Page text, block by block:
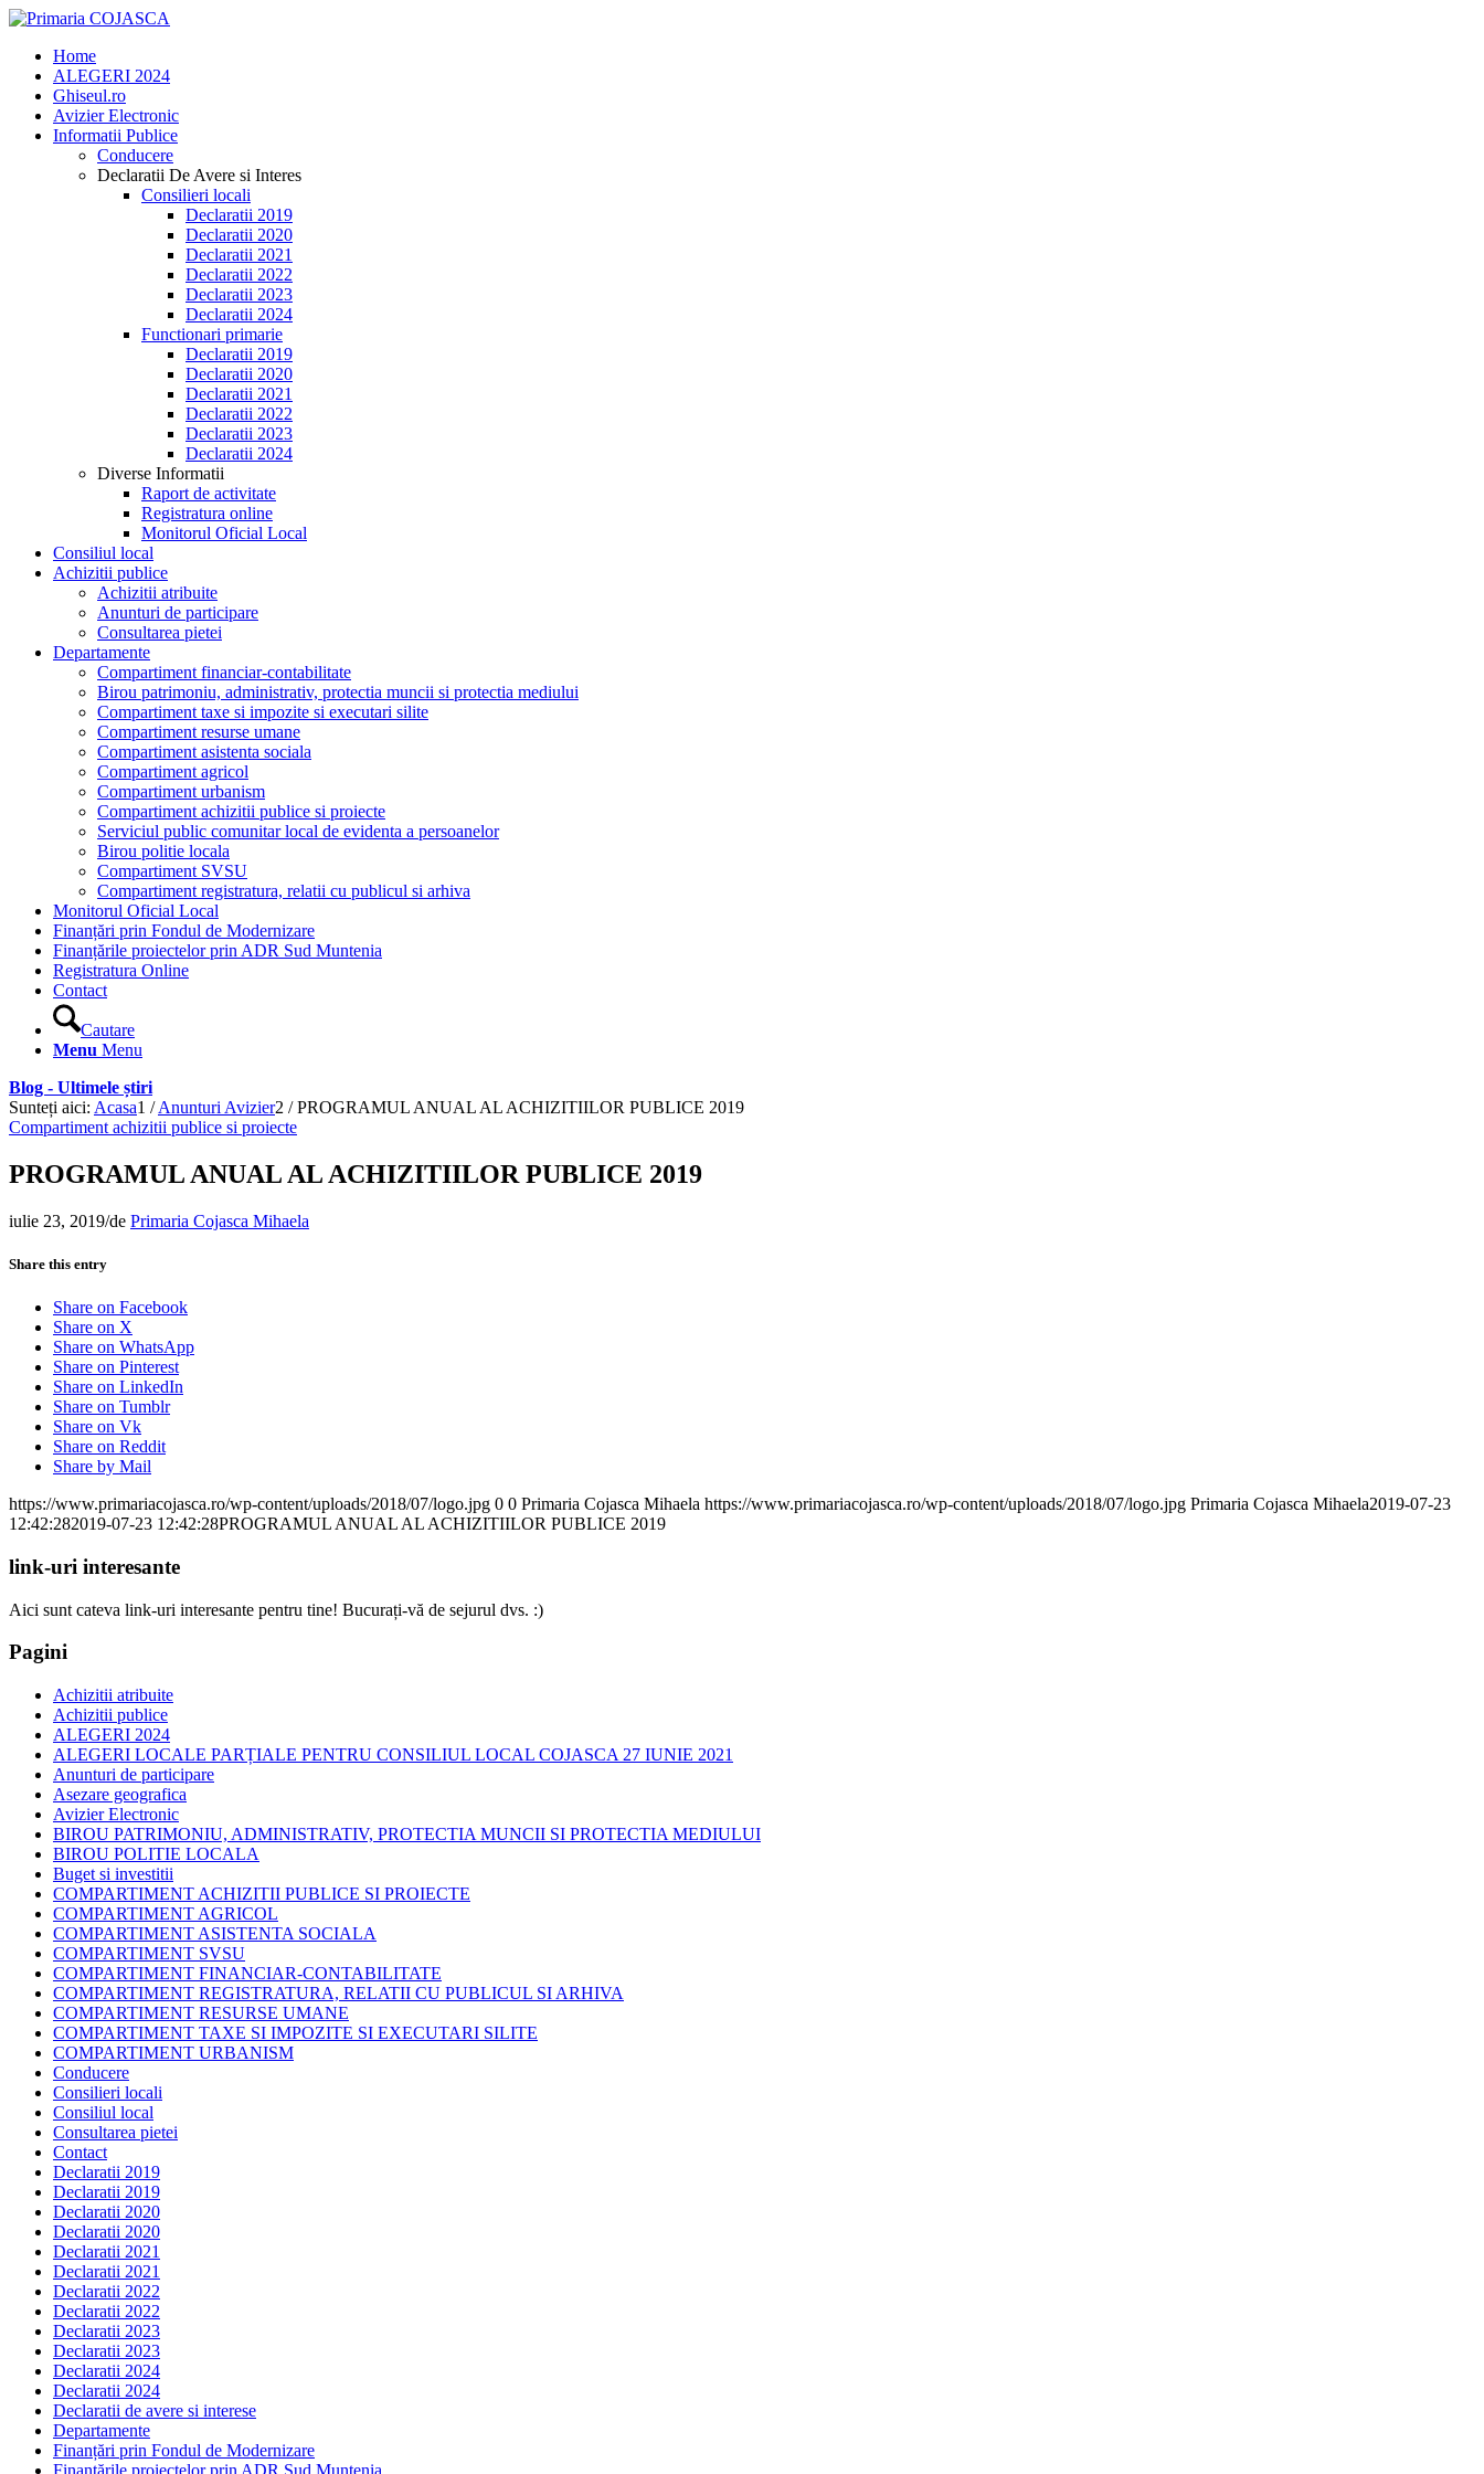
Home
ALEGERI 2024
Ghiseul.ro
Avizier Electronic
Informatii Publice
Conducere
Declaratii De Avere si Interes
Consilieri locali
Declaratii 2019
Declaratii 2020
Declaratii 2021
Declaratii 2022
Declaratii 2023
Declaratii 2024
Functionari primarie
Declaratii 2019
Declaratii 2020
Declaratii 2021
Declaratii 2022
Declaratii 2023
Declaratii 2024
Diverse Informatii
Raport de activitate
Registratura online
Monitorul Oficial Local
Consiliul local
Achizitii publice
Achizitii atribuite
Anunturi de participare
Consultarea pietei
Departamente
Compartiment financiar-contabilitate
Birou patrimoniu, administrativ, protectia muncii si protectia mediului
Compartiment taxe si impozite si executari silite
Compartiment resurse umane
Compartiment asistenta sociala
Compartiment agricol
Compartiment urbanism
Compartiment achizitii publice si proiecte
Serviciul public comunitar local de evidenta a persoanelor
Birou politie locala
Compartiment SVSU
Compartiment registratura, relatii cu publicul si arhiva
Monitorul Oficial Local
Finanțări prin Fondul de Modernizare
Finanțările proiectelor prin ADR Sud Muntenia
Registratura Online
Contact
Cautare
Menu Menu
Blog - Ultimele știri
Sunteți aici: Acasa1 / Anunturi Avizier2 / PROGRAMUL ANUAL AL ACHIZITIILOR PUBLICE 2019
Compartiment achizitii publice si proiecte
PROGRAMUL ANUAL AL ACHIZITIILOR PUBLICE 2019
iulie 23, 2019/de Primaria Cojasca Mihaela
Share this entry
Share on Facebook
Share on X
Share on WhatsApp
Share on Pinterest
Share on LinkedIn
Share on Tumblr
Share on Vk
Share on Reddit
Share by Mail
https://www.primariacojasca.ro/wp-content/uploads/2018/07/logo.jpg 0 0 Primaria Cojasca Mihaela https://www.primariacojasca.ro/wp-content/uploads/2018/07/logo.jpg Primaria Cojasca Mihaela2019-07-23
12:42:282019-07-23 12:42:28PROGRAMUL ANUAL AL ACHIZITIILOR PUBLICE 2019
link-uri interesante
Aici sunt cateva link-uri interesante pentru tine! Bucurați-vă de sejurul dvs. :)
Pagini
Achizitii atribuite
Achizitii publice
ALEGERI 2024
ALEGERI LOCALE PARȚIALE PENTRU CONSILIUL LOCAL COJASCA 27 IUNIE 2021
Anunturi de participare
Asezare geografica
Avizier Electronic
BIROU PATRIMONIU, ADMINISTRATIV, PROTECTIA MUNCII SI PROTECTIA MEDIULUI
BIROU POLITIE LOCALA
Buget si investitii
COMPARTIMENT ACHIZITII PUBLICE SI PROIECTE
COMPARTIMENT AGRICOL
COMPARTIMENT ASISTENTA SOCIALA
COMPARTIMENT SVSU
COMPARTIMENT FINANCIAR-CONTABILITATE
COMPARTIMENT REGISTRATURA, RELATII CU PUBLICUL SI ARHIVA
COMPARTIMENT RESURSE UMANE
COMPARTIMENT TAXE SI IMPOZITE SI EXECUTARI SILITE
COMPARTIMENT URBANISM
Conducere
Consilieri locali
Consiliul local
Consultarea pietei
Contact
Declaratii 2019
Declaratii 2019
Declaratii 2020
Declaratii 2020
Declaratii 2021
Declaratii 2021
Declaratii 2022
Declaratii 2022
Declaratii 2023
Declaratii 2023
Declaratii 2024
Declaratii 2024
Declaratii de avere si interese
Departamente
Finanțări prin Fondul de Modernizare
Finanțările proiectelor prin ADR Sud Muntenia